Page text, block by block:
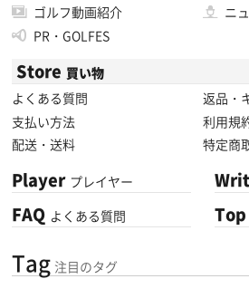
ゴルフ動画紹介
ニ
PR・GOLFES
Store 買い物
よくある質問
返品・
支払い方法
利用規
配送・送料
特定商
Player プレイヤー
FAQ よくある質問 Top
Tag 注目のタグ